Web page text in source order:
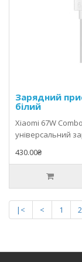
Зарядний
білий
Xiaomi 67W
універсальний
430.00₴
|< < 1 2